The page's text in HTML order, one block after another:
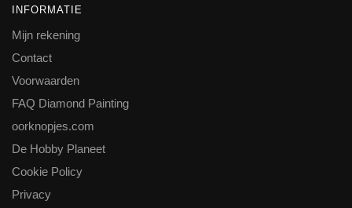
INFORMATIE
Mijn rekening
Contact
Voorwaarden
FAQ Diamond Painting
oorknopjes.com
De Hobby Planeet
Cookie Policy
Privacy